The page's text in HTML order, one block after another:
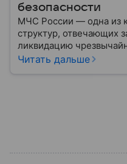
безопасности
МЧС России — одна из
структур, отвечающих
ликвидацию
играет важную роль в
задачи выполняет и
Читать дальше